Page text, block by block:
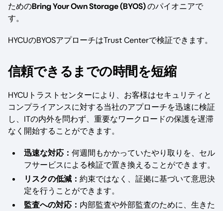
ためのBring Your Own Storage (BYOS)のパイオニアで
す。
HYCUのBYOSアプローチはTrust Centerで検証できます。
信頼できるまでの時間を短縮
HYCUトラストセンターにより、お客様はセキュリティと
コンプライアンスに対する当社のアプローチを迅速に検証
し、ITの内外を問わず、重要なワークロードの保護を遅滞
なく開始することができます。
迅速な対応： 何週間もかかっていたやり取りを、セル
フサービスによる検証で置き換えることができます。
リスクの低減： 約束ではなく、証拠に基づいて意思決
定を行うことができます。
監査への対応： 内部監査や外部監査のために、生きた